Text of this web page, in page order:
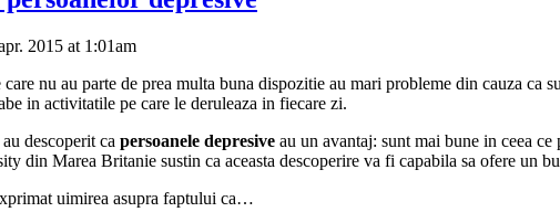
2015 at 1:01am
nu au parte de prea multa buna dispozitie au mari probleme din cauza ca
in activitatile pe care le deruleaza in fiecare zi.
descoperit ca persoanele depresive au un avantaj: sunt mai bune in ceea ce
din Marea Britanie sustin ca aceasta descoperire va fi capabila sa ofere un
uimirea asupra faptului ca…